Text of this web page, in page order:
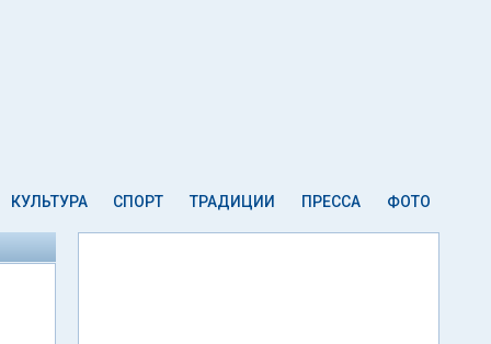
КУЛЬТУРА СПОРТ ТРАДИЦИИ ПРЕССА ФОТО